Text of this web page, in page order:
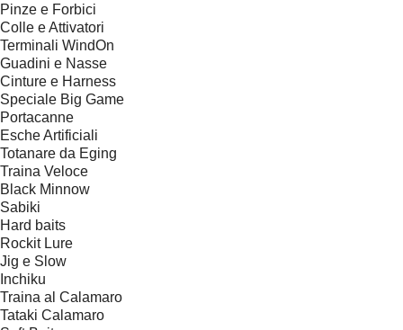
Pinze e Forbici
Colle e Attivatori
Terminali WindOn
Guadini e Nasse
Cinture e Harness
Speciale Big Game
Portacanne
Esche Artificiali
Totanare da Eging
Traina Veloce
Black Minnow
Sabiki
Hard baits
Rockit Lure
Jig e Slow
Inchiku
Traina al Calamaro
Tataki Calamaro